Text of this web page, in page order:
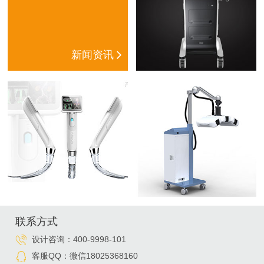
新闻资讯
联系方式
设计咨询：400-9998-101
客服QQ：微信18025368160